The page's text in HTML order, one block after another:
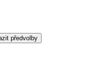
předvolby